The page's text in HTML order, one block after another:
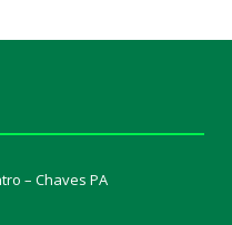
– Chaves PA